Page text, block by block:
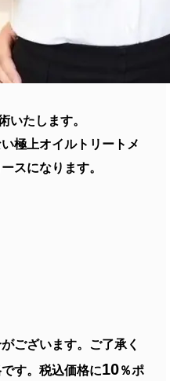
いたします。
極上オイルトリートメ
スになります。
ございます。ご了承く
す。税込価格に10％ポ